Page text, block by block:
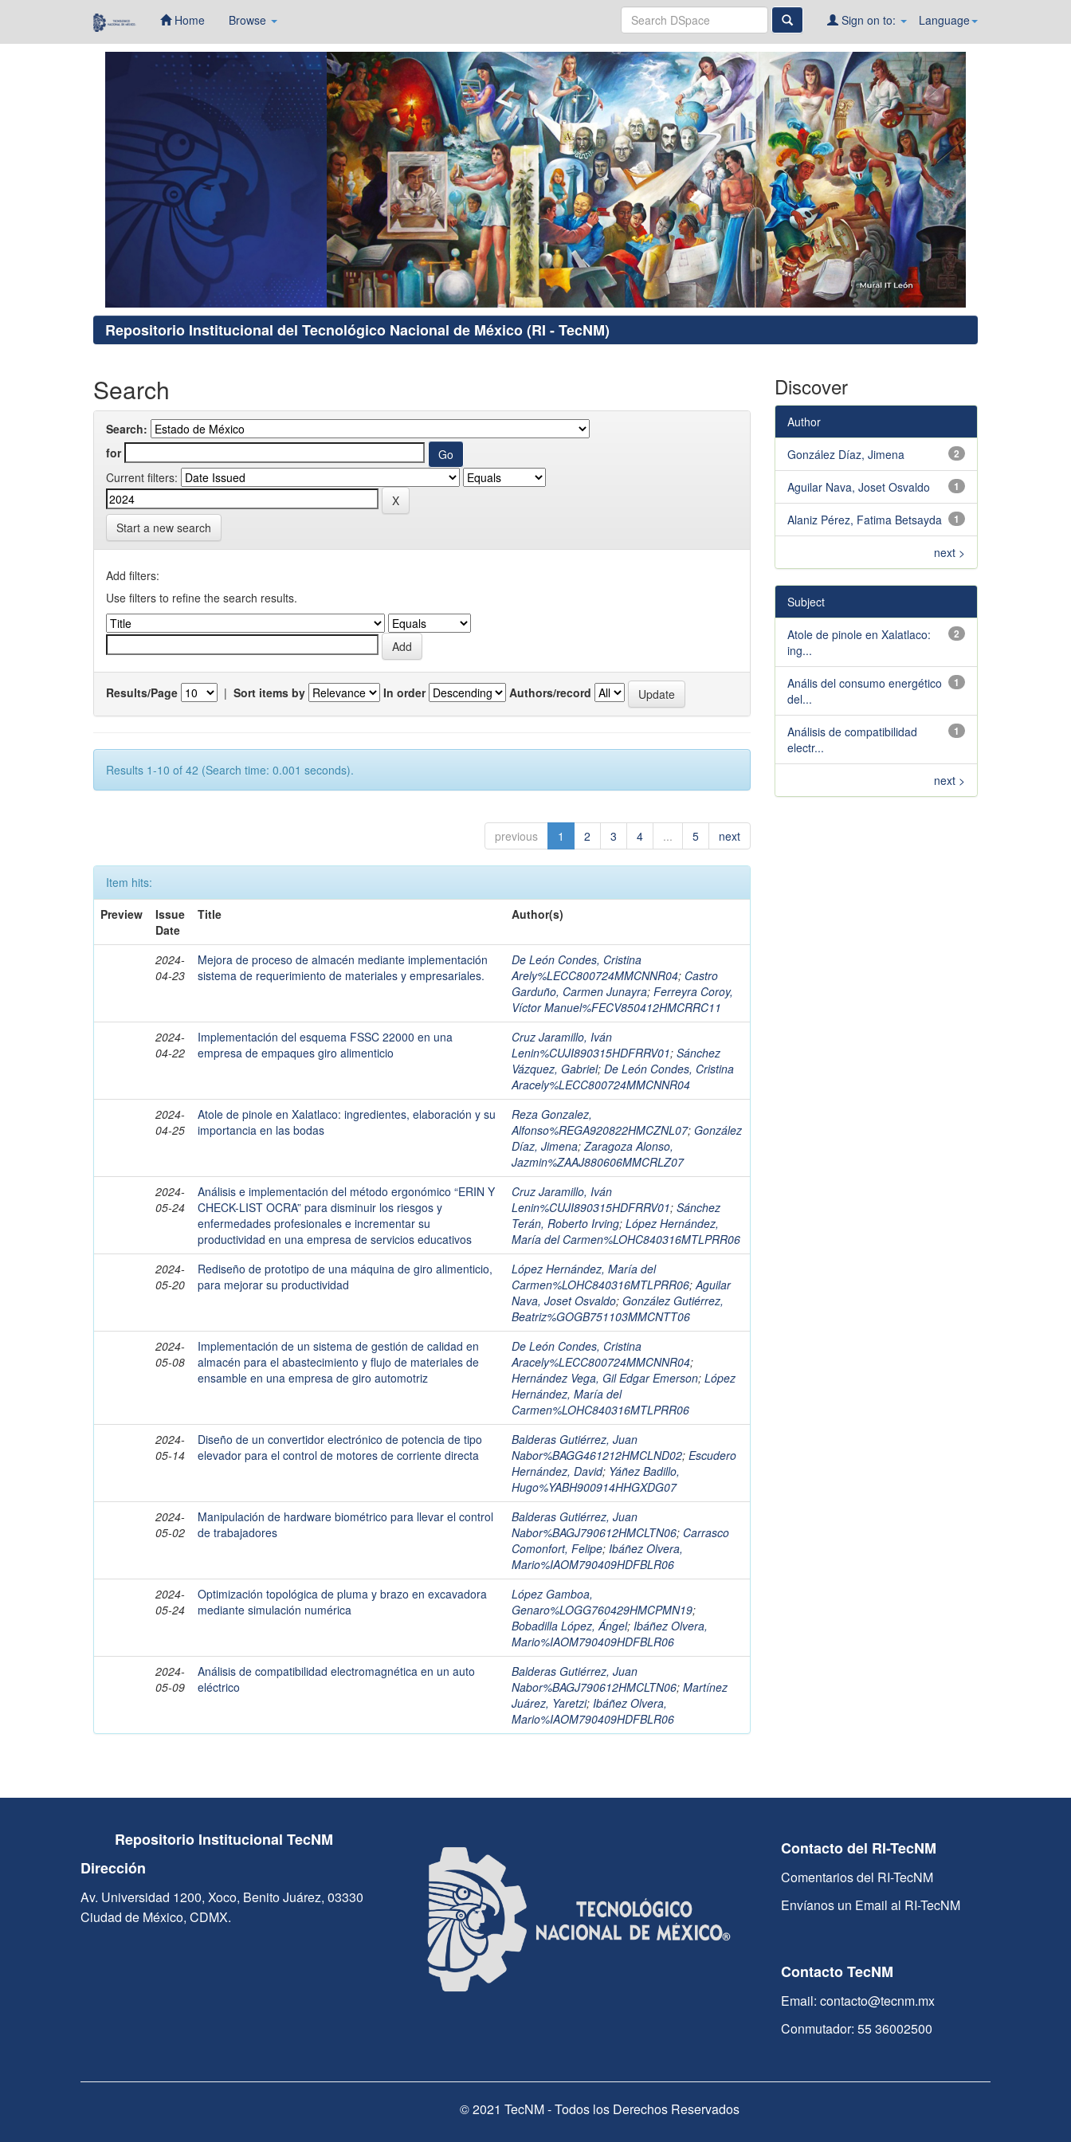
Home Browse Language
Sign on to:
Repositorio Institucional del Tecnológico Nacional de México (RI - TecNM)
Search
Search:
for
Current filters:
Start a new search
Add filters:
Use filters to refine the search results.
Results/Page | Sort items by In order Authors/record
Results 1-10 of 42 (Search time: 0.001 seconds).
previous 1 2 3 4 ... 5 next
Item hits:
Preview
Issue
Date
Title Author(s)
2024-
04-23
Mejora de proceso de almacén mediante implementación
sistema de requerimiento de materiales y empresariales.
De León Condes, Cristina
Arely%LECC800724MMCNNR04; Castro
Garduño, Carmen Junayra; Ferreyra Coroy,
Víctor Manuel%FECV850412HMCRRC11
2024-
04-22
Implementación del esquema FSSC 22000 en una
empresa de empaques giro alimenticio
Cruz Jaramillo, Iván
Lenin%CUJI890315HDFRRV01; Sánchez
Vázquez, Gabriel; De León Condes, Cristina
Aracely%LECC800724MMCNNR04
2024-
04-25
Atole de pinole en Xalatlaco: ingredientes, elaboración y su
importancia en las bodas
Reza Gonzalez,
Alfonso%REGA920822HMCZNL07; González
Díaz, Jimena;Zaragoza Alonso,
Jazmin%ZAAJ880606MMCRLZ07
2024-
05-24
Análisis e implementación del método ergonómico “ERIN Y
CHECK-LIST OCRA” para disminuir los riesgos y
enfermedades profesionales e incrementar su
productividad en una empresa de servicios educativos
Cruz Jaramillo, Iván
Lenin%CUJI890315HDFRRV01; Sánchez
Terán, Roberto Irving; López Hernández,
María del Carmen%LOHC840316MTLPRR06
2024-
05-20
Rediseño de prototipo de una máquina de giro alimenticio,
para mejorar su productividad
López Hernández, María del
Carmen%LOHC840316MTLPRR06;Aguilar
Nava, Joset Osvaldo; González Gutiérrez,
Beatriz%GOGB751103MMCNTT06
2024-
05-08
Implementación de un sistema de gestión de calidad en
almacén para el abastecimiento y flujo de materiales de
ensamble en una empresa de giro automotriz
De León Condes, Cristina
Aracely%LECC800724MMCNNR04;
Hernández Vega, Gil Edgar Emerson; López
Hernández, María del
Carmen%LOHC840316MTLPRR06
2024-
05-14
Diseño de un convertidor electrónico de potencia de tipo
elevador para el control de motores de corriente directa
Balderas Gutiérrez, Juan
Nabor%BAGG461212HMCLND02; Escudero
Hernández, David; Yáñez Badillo,
Hugo%YABH900914HHGXDG07
2024-
05-02
Manipulación de hardware biométrico para llevar el control
de trabajadores
Balderas Gutiérrez, Juan
Nabor%BAGJ790612HMCLTN06; Carrasco
Comonfort, Felipe; Ibáñez Olvera,
Mario%IAOM790409HDFBLR06
2024-
05-24
Optimización topológica de pluma y brazo en excavadora
mediante simulación numérica
López Gamboa,
Genaro%LOGG760429HMCPMN19;
Bobadilla López, Ángel; Ibáñez Olvera,
Mario%IAOM790409HDFBLR06
2024-
05-09
Análisis de compatibilidad electromagnética en un auto
eléctrico
Balderas Gutiérrez, Juan
Nabor%BAGJ790612HMCLTN06; Martínez
Juárez, Yaretzi; Ibáñez Olvera,
Mario%IAOM790409HDFBLR06
Discover
Author
2
González Díaz, Jimena
1
Aguilar Nava, Joset Osvaldo
1
Alaniz Pérez, Fatima Betsayda
next >
Subject
2
Atole de pinole en Xalatlaco:
ing...
1
Anális del consumo energético
del...
1
Análisis de compatibilidad
electr...
next >
Repositorio Institucional TecNM
Dirección
Av. Universidad 1200, Xoco, Benito Juárez, 03330
Ciudad de México, CDMX.
Contacto del RI-TecNM
Comentarios del RI-TecNM
Envíanos un Email al RI-TecNM
Contacto TecNM
Email: contacto@tecnm.mx
Conmutador: 55 36002500
© 2021 TecNM - Todos los Derechos Reservados